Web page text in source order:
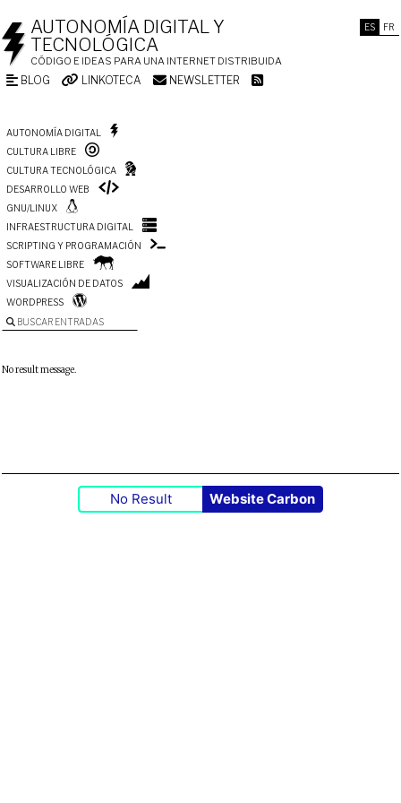
ES FR
AUTONOMÍA DIGITAL Y
TECNOLÓGICA
CÓDIGO E IDEAS PARA UNA INTERNET DISTRIBUIDA
BLOG LINKOTECA NEWSLETTER
AUTONOMÍA DIGITAL
CULTURA LIBRE
CULTURA TECNOLÓGICA
DESARROLLO WEB
GNU/LINUX
INFRAESTRUCTURA DIGITAL
SCRIPTING Y PROGRAMACIÓN
SOFTWARE LIBRE
VISUALIZACIÓN DE DATOS
WORDPRESS
BUSCAR ENTRADAS
No result message.
No Result Website Carbon